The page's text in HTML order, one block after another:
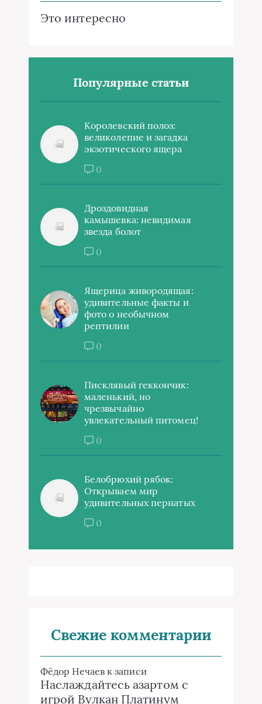
Это интересно
Популярные статьи
Королевский полоз:
великолепие и загадка
экзотического ящера
0
Дроздовидная
камышевка: невидимая
звезда болот
0
Ящерица живородящая:
удивительные факты и
фото о необычном
рептилии
0
Писклявый геккончик:
маленький, но
чрезвычайно
увлекательный питомец!
0
Белобрюхий рябок:
Открываем мир
удивительных пернатых
0
Свежие комментарии
Фёдор Нечаевк записи
Наслаждайтесь азартом с
игрой Вулкан Платинум